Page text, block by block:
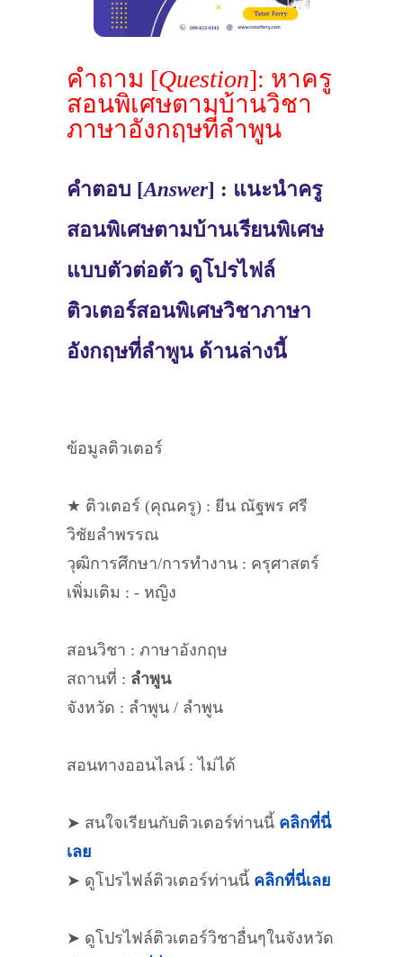
คำถาม [Question]: หาครู
สอนพิเศษตามบ้านวิชา
ภาษาอังกฤษที่ลำพูน
คำตอบ [Answer] : แนะนำครู
สอนพิเศษตามบ้านเรียนพิเศษ
แบบตัวต่อตัว ดูโปรไฟล์
ติวเตอร์สอนพิเศษวิชาภาษา
อังกฤษที่ลำพูน ด้านล่างนี้
ข้อมูลติวเตอร์
★ ติวเตอร์ (คุณครู) : ยีน ณัฐพร ศรี
วิชัยลำพรรณ
วุฒิการศึกษา/การทำงาน : ครุศาสตร์
เพิ่มเติม : - หญิง
สอนวิชา : ภาษาอังกฤษ
สถานที่ : ลำพูน
จังหวัด : ลำพูน / ลำพูน
สอนทางออนไลน์ : ไม่ได้
➤ สนใจเรียนกับติวเตอร์ท่านนี้ คลิกที่นี่
เลย
➤ ดูโปรไฟล์ติวเตอร์ท่านนี้ คลิกที่นี่เลย
➤ ดูโปรไฟล์ติวเตอร์วิชาอื่นๆในจังหวัด